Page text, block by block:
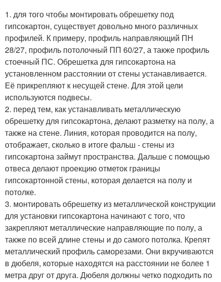
1. для того чтобы монтировать обрешетку под
гипсокартон, существует довольно много различных
профилей. К примеру, профиль направляющий ПН
28/27, профиль потолочный ПП 60/27, а также профиль
стоечный ПС. Обрешетка для гипсокартона на
установленном расстоянии от стены устанавливается.
Её прикрепляют к несущей стене. Для этой цели
используются подвесы.
2. перед тем, как устанавливать металлическую
обрешетку для гипсокартона, делают разметку на полу, а
также на стене. Линия, которая проводится на полу,
отображает, сколько в итоге фальш - стены из
гипсокартона займут пространства. Дальше с помощью
отвеса делают проекцию отметок границы
гипсокартонной стены, которая делается на полу и
потолке.
3. монтировать обрешетку из металлической конструкции
для установки гипсокартона начинают с того, что
закрепляют металлические направляющие по полу, а
также по всей длине стены и до самого потолка. Крепят
металлический профиль саморезами. Они вкручиваются
в дюбеля, которые находятся на расстоянии не более 1
метра друг от друга. Дюбеля должны четко подходить по